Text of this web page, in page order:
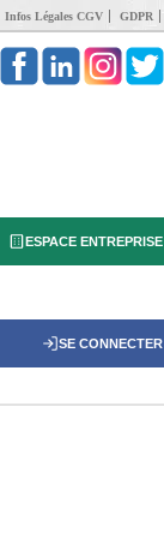
Infos Légales CGV GDPR
ESPACE ENTREPRISE
SE CONNECTER